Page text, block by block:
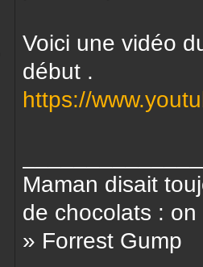
Voici une vidéo
début .
https://
Maman disait
de chocolats :
» Forrest Gump